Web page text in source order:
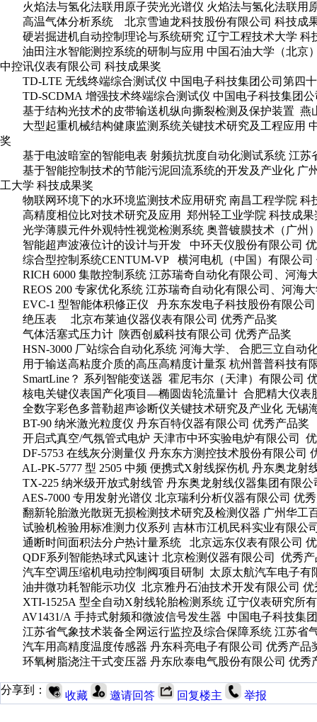
火焰法与氢化法联用原子荧光光谱仪 火焰法与氢化法联用
高温气体分析系统 北京雪迪龙科技股份有限公司 科技成
硬岩掘进机自动控制理论与系统研究 辽宁工程技术大学 科
油田注水智能测控系统的研制与应用 中国石油大学（北京
中控讯仪表有限公司 科技成果奖
TD-LTE 无线终端综合测试仪 中国电子科技集团公司第四十
TD-SCDMA 增强技术终端综合测试仪 中国电子科技集团公
基于结构光技术的皮带输送机纵向撕裂检测及保护装置 燕
大型起重机械结构健康监测系统关键技术研究及工程应用
奖
基于电波暗室的智能电表 射频抗扰度自动化测试系统 江苏
基于智能控制技术的节能污泥回流系统的开发及产业化 广
工大学 科技成果奖
物联网环境下的水环境监测技术应用研究 南昌工程学院 科
高精度相位比对技术研究及应用 郑州轻工业学院 科技成果
光学薄膜元件外观特性视觉检测系统 奥普镀膜技术（广州
智能超声波液位计的设计与开发 中环天仪股份有限公司 优
综合型控制系统CENTUM-VP 横河电机（中国）有限公司
RICH 6000 集散控制系统 江苏瑞奇自动化有限公司、河海
REOS 200 专家优化系统 江苏瑞奇自动化有限公司、河海大
EVC-1 型智能体积修正仪 丹东东发电子科技股份有限公司
绝压表 北京布莱迪仪器仪表有限公司 优秀产品奖
气体活塞式压力计 陕西创威科技有限公司 优秀产品奖
HSN-3000 厂站综合自动化系统 河海大学、 合肥三立自动
用于输送高粘度介质的高压高精度计量泵 杭州普普科技有
SmartLine？ 系列智能变送器 霍尼韦尔（天津）有限公司
核电关键仪表国产化项目—椭圆齿轮流量计 合肥精大仪
全数字彩色多普勒超声诊断仪关键技术研究及产业化 无锡
BT-90 纳米激光粒度仪 丹东百特仪器有限公司 优秀产品奖
开启式真空/气氛管式电炉 天津市中环实验电炉有限公司
DF-5753 在线灰分测量仪 丹东东方测控技术股份有限公司
AL-PK-5777 型 2505 中频 便携式X射线探伤机 丹东奥龙射
TX-225 纳米级开放式射线管 丹东奥龙射线仪器集团有限公
AES-7000 专用发射光谱仪 北京瑞利分析仪器有限公司 优
翻新轮胎激光散斑无损检测技术研究及检测仪器 广州华工
试验机检验用标准测力仪系列 吉林市江机民科实业有限公
通断时间面积法分户热计量系统 北京远东仪表有限公司 优
QDF系列智能热球式风速计 北京检测仪器有限公司 优秀产
汽车空调压缩机电动控制阀项目研制 太原太航汽车电子有
油井微功耗智能示功仪 北京雅丹石油技术开发有限公司 优
XTI-1525A 型全自动X射线轮胎检测系统 辽宁仪表研究所有
AV1431/A 手持式射频和微波信号发生器 中国电子科技集
江苏省气象技术装备全网运行监控及综合保障系统 江苏省
汽车用高精度温度传感器 丹东科亮电子有限公司 优秀产品
环氧树脂浇注干式变压器 丹东欣泰电气股份有限公司 优秀
分享到： 收藏 邀请回答 回复楼主 举报